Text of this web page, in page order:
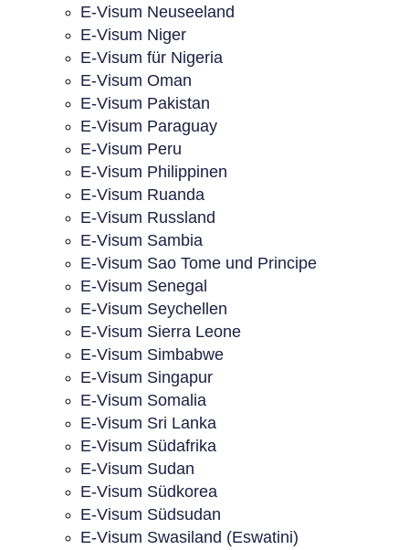
E-Visum Neuseeland
E-Visum Niger
E-Visum für Nigeria
E-Visum Oman
E-Visum Pakistan
E-Visum Paraguay
E-Visum Peru
E-Visum Philippinen
E-Visum Ruanda
E-Visum Russland
E-Visum Sambia
E-Visum Sao Tome und Principe
E-Visum Senegal
E-Visum Seychellen
E-Visum Sierra Leone
E-Visum Simbabwe
E-Visum Singapur
E-Visum Somalia
E-Visum Sri Lanka
E-Visum Südafrika
E-Visum Sudan
E-Visum Südkorea
E-Visum Südsudan
E-Visum Swasiland (Eswatini)